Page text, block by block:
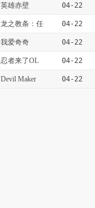
英雄赤壁 04-22
龙之教条：任
务
04-22
我爱奇奇 04-22
忍者来了OL 04-22
Devil Maker 04-22